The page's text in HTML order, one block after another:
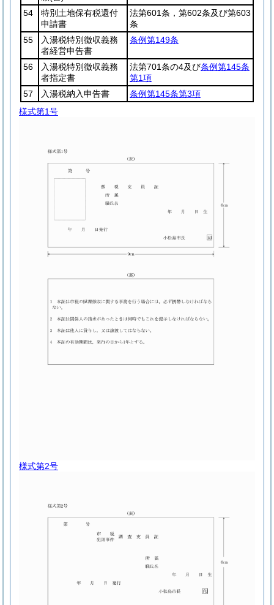
54
特別土地保有税還付
申請書
法第601条，第602条及び第603
条
55
入湯税特別徴収義務
者経営申告書
条例第149条
56
入湯税特別徴収義務
者指定書
法第701条の4及び条例第145条
第1項
57
入湯税納入申告書
条例第145条第3項
様式第1号
様式第2号